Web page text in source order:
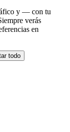
y — con tu
verás
en
todo